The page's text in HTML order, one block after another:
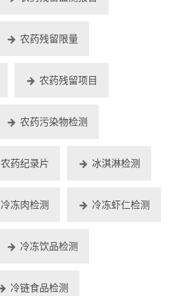
农药残留限量
农药残留项目
农药污染物检测
农药纪录片 冰淇淋检测
冷冻肉检测 冷冻虾仁检测
冷冻饮品检测
冷链食品检测